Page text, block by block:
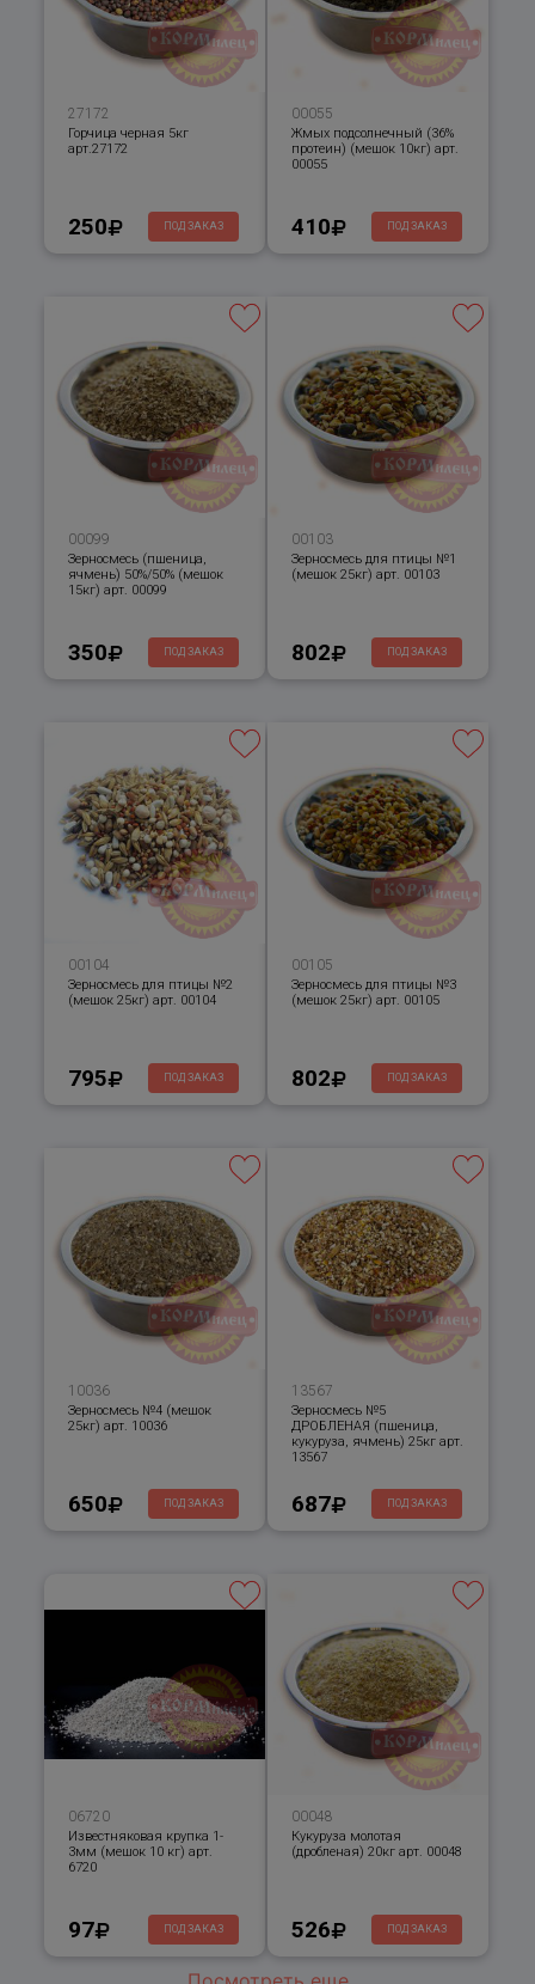
27172
Горчица черная 5кг
арт.27172
250 ПОД ЗАКАЗ
00055
Жмых подсолнечный (36%
протеин) (мешок 10кг) арт.
00055
410 ПОД ЗАКАЗ
00099
Зерносмесь (пшеница,
ячмень) 50%/50% (мешок
15кг) арт. 00099
350 ПОД ЗАКАЗ
00103
Зерносмесь для птицы №1
(мешок 25кг) арт. 00103
802 ПОД ЗАКАЗ
00104
Зерносмесь для птицы №2
(мешок 25кг) арт. 00104
795 ПОД ЗАКАЗ
00105
Зерносмесь для птицы №3
(мешок 25кг) арт. 00105
802 ПОД ЗАКАЗ
10036
Зерносмесь №4 (мешок
25кг) арт. 10036
650 ПОД ЗАКАЗ
13567
Зерносмесь №5
ДРОБЛЕНАЯ (пшеница,
кукуруза, ячмень) 25кг арт.
13567
687 ПОД ЗАКАЗ
06720
Известняковая крупка 1-
3мм (мешок 10 кг) арт.
6720
97 ПОД ЗАКАЗ
00048
Кукуруза молотая
(дробленая) 20кг арт. 00048
526 ПОД ЗАКАЗ